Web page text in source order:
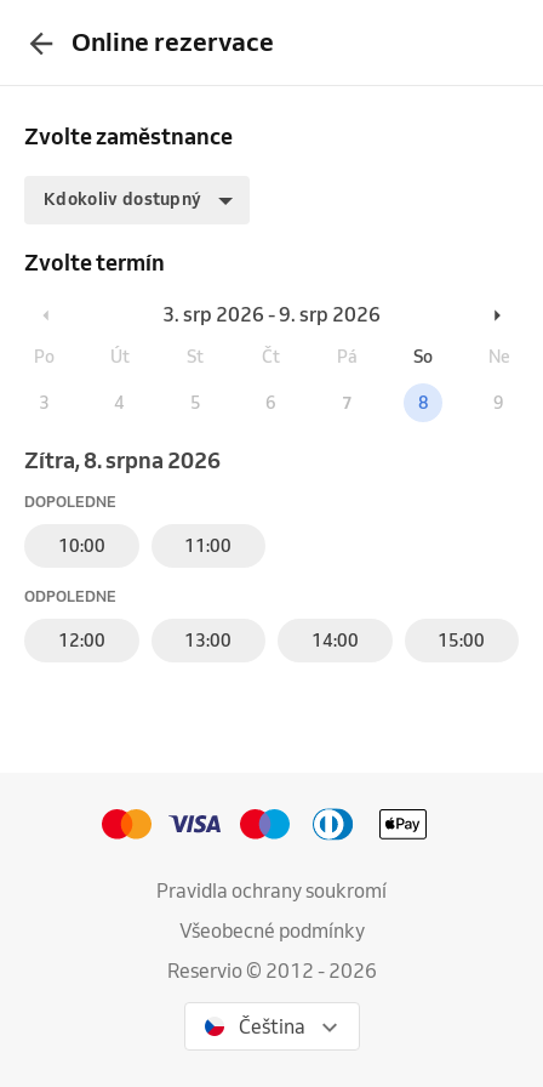
Online rezervace
Zvolte zaměstnance
Kdokoliv dostupný
Zvolte termín
3. srp 2026 - 9. srp 2026
Po Út St Čt Pá So Ne
3 4 5 6 7 8 9
Zítra, 8. srpna 2026
DOPOLEDNE
10:00 11:00
ODPOLEDNE
12:00 13:00 14:00 15:00
Pravidla ochrany soukromí
Všeobecné podmínky
Reservio © 2012 - 2026
Čeština